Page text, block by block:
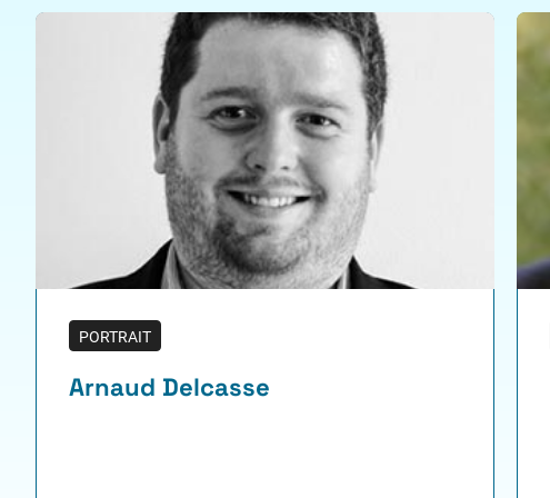
PORTRAIT
Arnaud Delcasse